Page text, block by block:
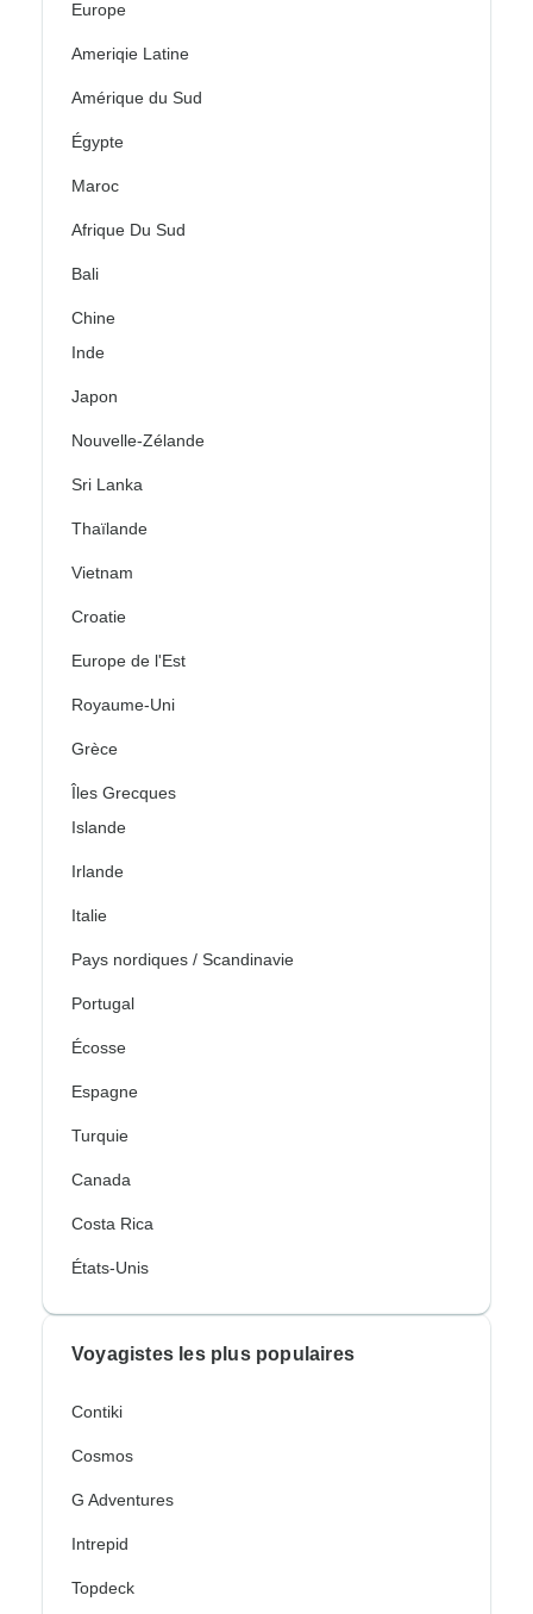
Europe
Ameriqie Latine
Amérique du Sud
Égypte
Maroc
Afrique Du Sud
Bali
Chine
Inde
Japon
Nouvelle-Zélande
Sri Lanka
Thaïlande
Vietnam
Croatie
Europe de l'Est
Royaume-Uni
Grèce
Îles Grecques
Islande
Irlande
Italie
Pays nordiques / Scandinavie
Portugal
Écosse
Espagne
Turquie
Canada
Costa Rica
États-Unis
Voyagistes les plus populaires
Contiki
Cosmos
G Adventures
Intrepid
Topdeck